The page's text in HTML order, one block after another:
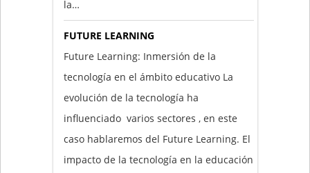
la…
FUTURE LEARNING
Future Learning: Inmersión de la
tecnología en el ámbito educativo La
evolución de la tecnología ha
influenciado varios sectores , en este
caso hablaremos del Future Learning. El
impacto de la tecnología en la educación